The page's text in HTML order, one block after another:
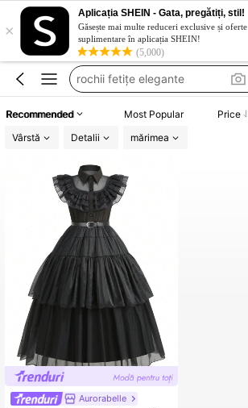
×
Aplicația SHEIN - Gata, pregătiți, stil!
Găsește mai multe reduceri exclusive și oferte
suplimentare în aplicația SHEIN!
(5,000)
rochii mama fiica
rochii elegante de nunta
rochii fetițe elegante
rochii elegante de nunta
Recommended Most Popular Price
Vârstă
Detalii mărimea
Aurorabelle